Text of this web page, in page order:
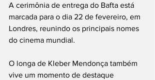
A cerimônia de entrega do Bafta está
marcada para o dia 22 de fevereiro, em
Londres, reunindo os principais nomes
do cinema mundial.
O longa de Kleber Mendonça também
vive um momento de destaque